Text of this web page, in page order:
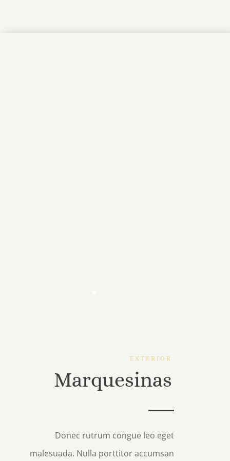
EXTERIOR
Marquesinas
Donec rutrum congue leo eget
malesuada. Nulla porttitor accumsan